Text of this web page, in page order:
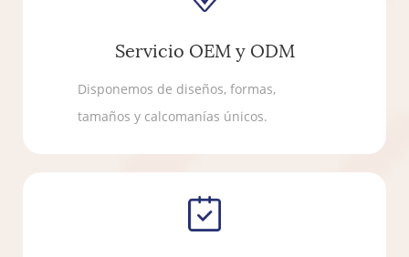
Servicio OEM y ODM
Disponemos de diseños, formas,
tamaños y calcomanías únicos.